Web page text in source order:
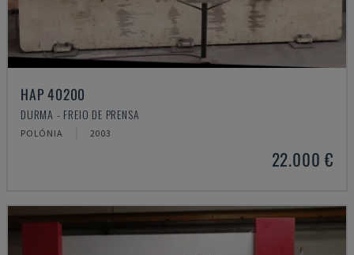
HAP 40200
DURMA - FREIO DE PRENSA
POLÓNIA 2003
22.000 €